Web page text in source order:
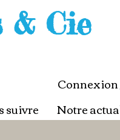
& Cie
suivre Notre